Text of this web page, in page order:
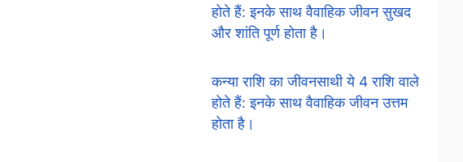
होते हैं: इनके साथ वैवाहिक जीवन सुखद
और शांति पूर्ण होता है।
कन्या राशि का जीवनसाथी ये 4 राशि वाले
होते हैं: इनके साथ वैवाहिक जीवन उत्तम
होता है।